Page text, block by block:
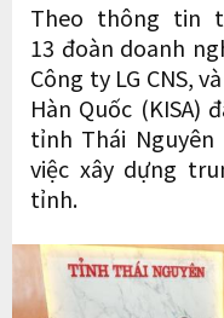
Theo thông tin
13 đoàn doanh
Công ty LG CNS,
Hàn Quốc (KISA)
tỉnh Thái
việc xây dựng
tỉnh.